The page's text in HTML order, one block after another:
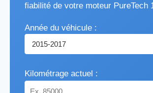
fiabilité de votre moteur PureTech
Année du véhicule :
Kilométrage actuel :